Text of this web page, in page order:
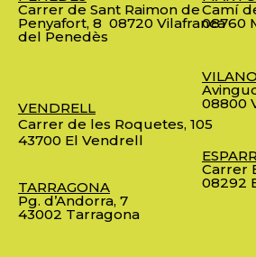
Carrer de Sant Raimon de
Penyafort, 8 08720 Vilafranca
del Penedès
VENDRELL
Carrer de les Roquetes, 105
43700 El Vendrell
TARRAGONA
Pg. d’Andorra, 7
43002 Tarragona
Camí
08760
08800
Carrer
08292